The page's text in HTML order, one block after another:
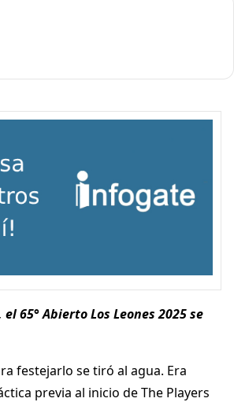
65° Abierto Los Leones 2025 se
festejarlo se tiró al agua. Era
previa al inicio de The Players